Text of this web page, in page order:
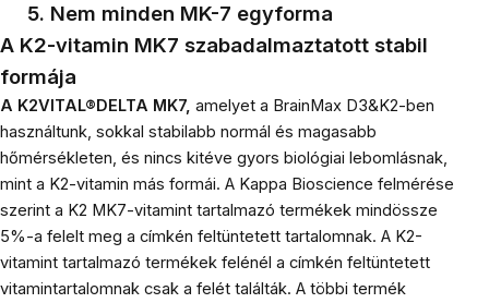
5. Nem minden MK-7 egyforma
A K2-vitamin MK7 szabadalmaztatott stabil
formája
A K2VITAL®DELTA MK7, amelyet a BrainMax D3&K2-ben
használtunk, sokkal stabilabb normál és magasabb
hőmérsékleten, és nincs kitéve gyors biológiai lebomlásnak,
mint a K2-vitamin más formái. A Kappa Bioscience felmérése
szerint a K2 MK7-vitamint tartalmazó termékek mindössze
5%-a felelt meg a címkén feltüntetett tartalomnak. A K2-
vitamint tartalmazó termékek felénél a címkén feltüntetett
vitamintartalomnak csak a felét találták. A többi termék